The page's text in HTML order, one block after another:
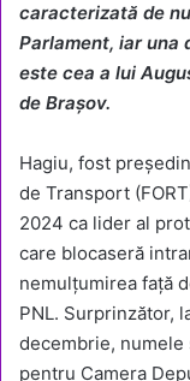
caracterizată de
Parlament, iar
este cea a lui
de Brașov.
Hagiu, fost
de Transport
2024 ca lider al
care blocaseră
nemulțumirea față
PNL. Surprinzător,
decembrie, numele
pentru Camera